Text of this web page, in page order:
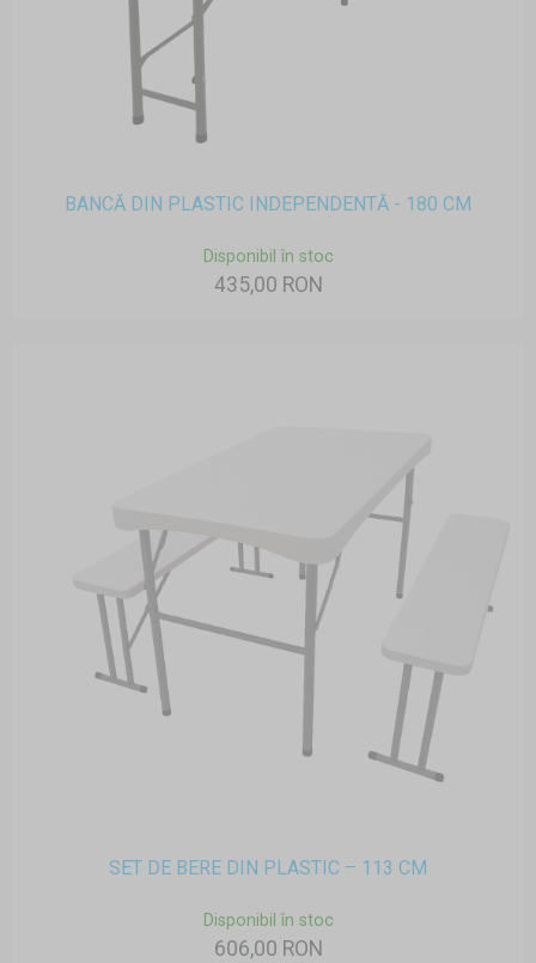
BANCĂ DIN PLASTIC INDEPENDENTĂ - 180 CM
Disponibil în stoc
435,00 RON
SET DE BERE DIN PLASTIC – 113 CM
Disponibil în stoc
606,00 RON